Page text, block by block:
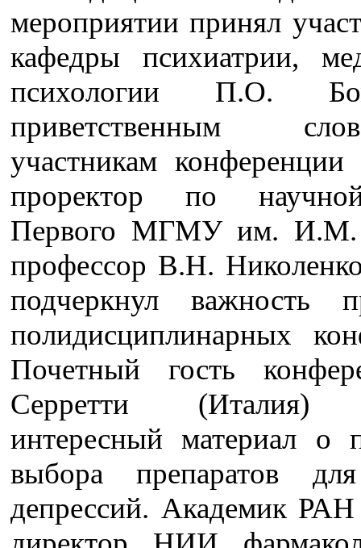
мероприятии принял
кафедры психиатрии,
психологии П.О.
приветственным
участникам конференции
проректор по
Первого МГМУ им. И.М.
профессор В.Н.
подчеркнул важность
полидисциплинарных
Почетный гость
Серретти (Италия)
интересный материал о
выбора препаратов
депрессий. Академик